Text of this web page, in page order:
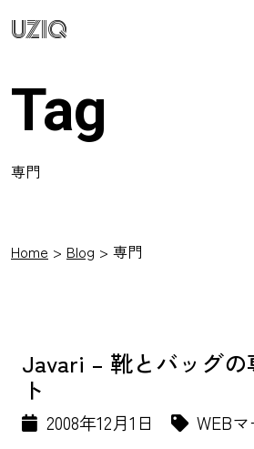
UZIQ
Tag
専門
Home Blog 専門
Javari – 靴とバッグの
ト
2008年12月1日
WEB